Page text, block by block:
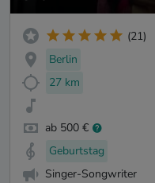
(21)
Berlin
27 km
ab 500 €
Geburtstag
Singer-Songwriter